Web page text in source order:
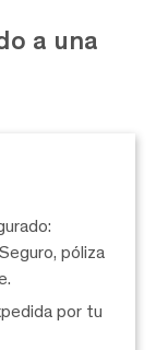
a una
póliza
por tu